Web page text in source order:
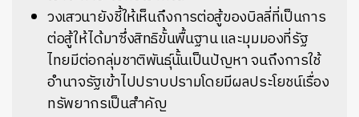
วงเสวนายังชี้ให้เห็นถึงการต่อสู้ของบิลลี่ที่เป็นการ
ต่อสู้ให้ได้มาซึ่งสิทธิขั้นพื้นฐาน และมุมมองที่รัฐ
ไทยมีต่อกลุ่มชาติพันธุ์นั้นเป็นปัญหา จนถึงการใช้
อำนาจรัฐเข้าไปปราบปรามโดยมีผลประโยชน์เรื่อง
ทรัพยากรเป็นสำคัญ